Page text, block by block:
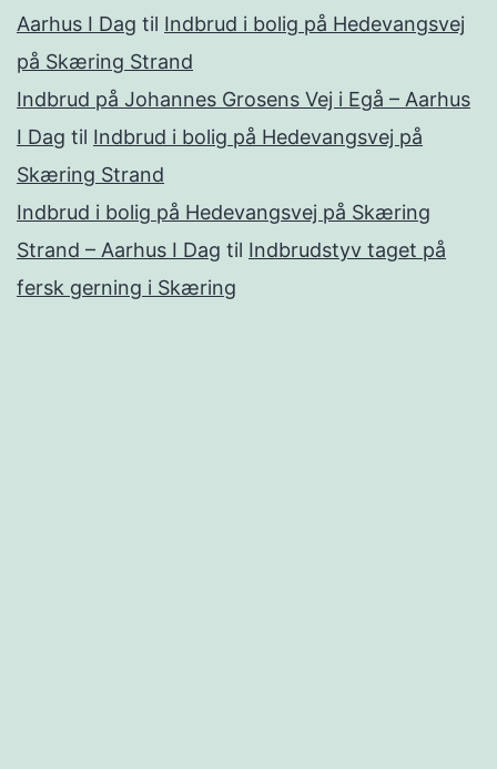
Aarhus I Dag til Indbrud i bolig på Hedevangsvej
på Skæring Strand
Indbrud på Johannes Grosens Vej i Egå – Aarhus
I Dag til Indbrud i bolig på Hedevangsvej på
Skæring Strand
Indbrud i bolig på Hedevangsvej på Skæring
Strand – Aarhus I Dag til Indbrudstyv taget på
fersk gerning i Skæring